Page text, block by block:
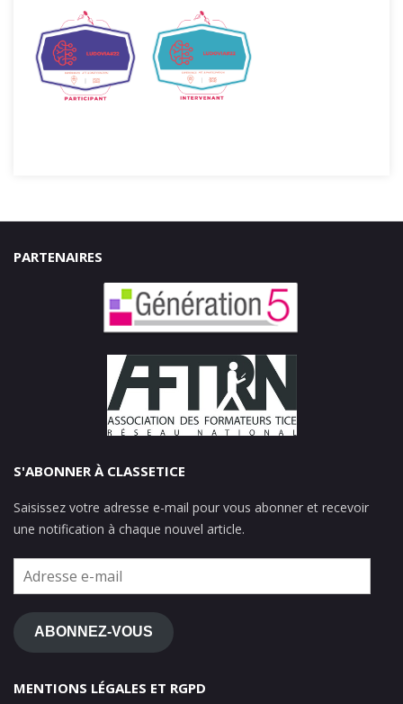
PARTENAIRES
S'ABONNER À CLASSETICE
Saisissez votre adresse e-mail pour vous abonner et recevoir
une notification à chaque nouvel article.
Adresse
e-
mail
ABONNEZ-VOUS
MENTIONS LÉGALES ET RGPD